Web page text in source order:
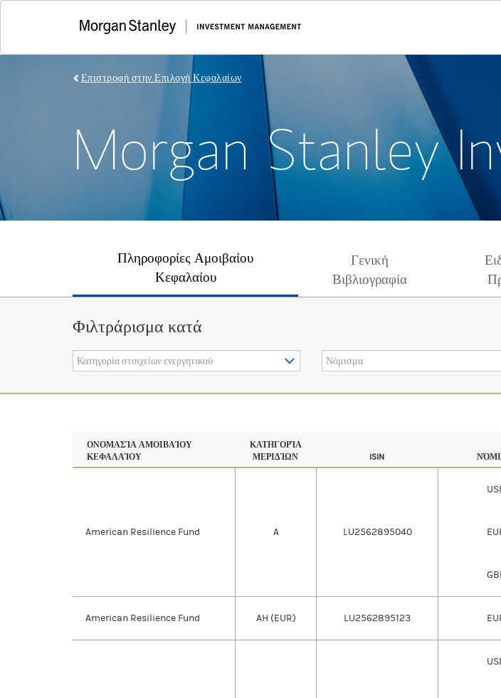
Επιστροφή στην Επιλογή Κεφαλαίων
Morgan Stanley
Πληροφορίες Αμοιβαίου
Κεφαλαίου
Γενική
Βιβλιογραφία
Φιλτράρισμα κατά
Κατηγορία στοιχείων ενεργητικού Νόμισμα
ΟΝΟΜΑΣΊΑ ΑΜΟΙΒΑΊΟΥ
ΚΕΦΑΛΑΊΟΥ
ΚΑΤΗΓΟΡΊΑ
ΜΕΡΙΔΊΩΝ
ISIN
American Resilience Fund A LU2562895040
American Resilience Fund AH (EUR) LU2562895123